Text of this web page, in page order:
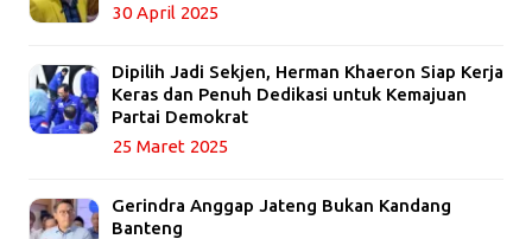
30 April 2025
Dipilih Jadi Sekjen, Herman Khaeron Siap Kerja
Keras dan Penuh Dedikasi untuk Kemajuan
Partai Demokrat
25 Maret 2025
Gerindra Anggap Jateng Bukan Kandang
Banteng